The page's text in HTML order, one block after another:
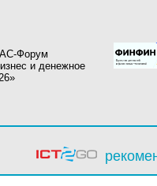
Форум
и денежное